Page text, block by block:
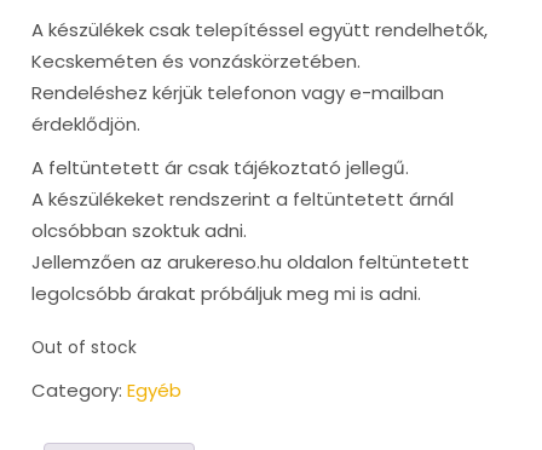
A készülékek csak telepítéssel együtt rendelhetők,
Kecskeméten és vonzáskörzetében.
Rendeléshez kérjük telefonon vagy e-mailban
érdeklődjön.
A feltüntetett ár csak tájékoztató jellegű.
A készülékeket rendszerint a feltüntetett árnál
olcsóbban szoktuk adni.
Jellemzően az arukereso.hu oldalon feltüntetett
legolcsóbb árakat próbáljuk meg mi is adni.
Out of stock
Category:Egyéb